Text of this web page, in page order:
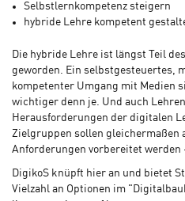
Selbstlernkompetenz steigern
hybride Lehre kompetent
Die hybride Lehre ist längst Teil
geworden. Ein selbstgesteuertes,
kompetenter Umgang mit Medien
wichtiger denn je. Und auch
Herausforderungen der digitalen
Zielgruppen sollen gleichermaßen
Anforderungen vorbereitet werden
DigikoS knüpft hier an und bietet
Vielzahl an Optionen im